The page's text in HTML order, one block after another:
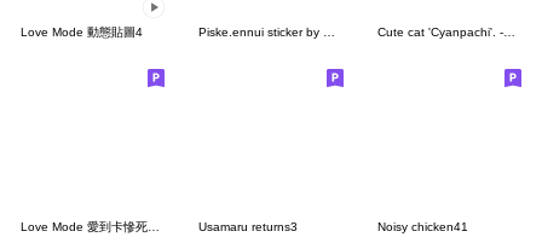
Love Mode 動態貼圖4 Cute cat 'Cyanpachi'. -Extra edition 11-
Love Mode 愛到卡慘死的貓 Usamaru returns3 Noisy chicken41